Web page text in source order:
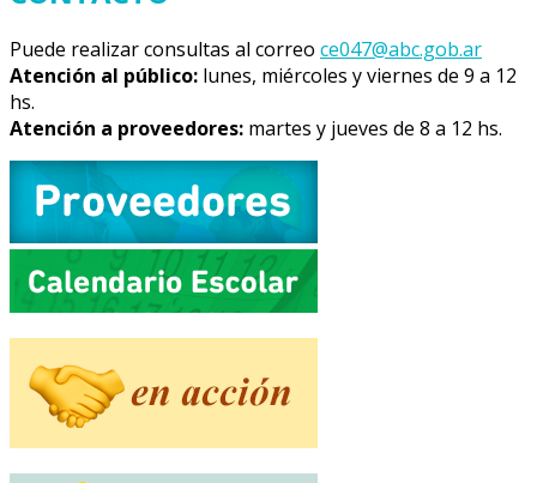
Puede realizar consultas al correo ce047@abc.gob.ar
Atención al público: lunes, miércoles y viernes de 9 a 12
hs.
Atención a proveedores: martes y jueves de 8 a 12 hs.